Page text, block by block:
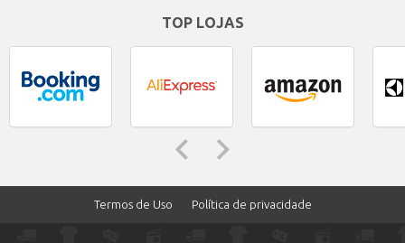
TOP LOJAS
Termos de Uso Política de privacidade